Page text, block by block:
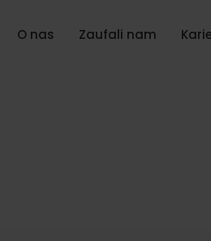
O nas Zaufali nam